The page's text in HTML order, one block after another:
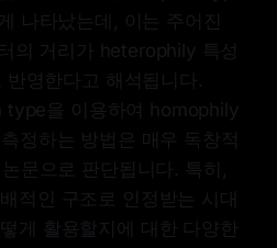
나타났는데, 이는 주어진
의 거리가 heterophily 특성
반영한다고 해석됩니다.
을 이용하여 homophily
정하는 방법은 매우 독창적
문으로 판단됩니다. 특히,
적인 구조로 인정받는 시대
게 활용할지에 대한 다양한